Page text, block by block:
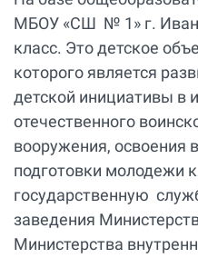
МБОУ «СШ № 1» г.
класс. Это детское
которого является
детской инициативы в
отечественного
вооружения, освоения
подготовки молодежи
государственную
заведения
Министерства